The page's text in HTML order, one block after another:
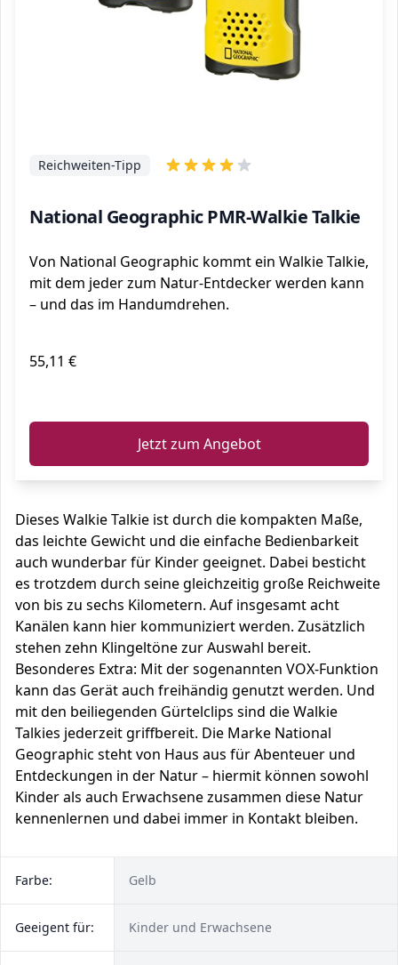
National Geographic PMR-Walkie Talkie
Reichweiten-Tipp
Von National Geographic kommt ein Walkie Talkie,
mit dem jeder zum Natur-Entdecker werden kann
– und das im Handumdrehen.
55,11 €
Jetzt zum Angebot
Dieses Walkie Talkie ist durch die kompakten Maße,
das leichte Gewicht und die einfache Bedienbarkeit
auch wunderbar für Kinder geeignet. Dabei besticht
es trotzdem durch seine gleichzeitig große Reichweite
von bis zu sechs Kilometern. Auf insgesamt acht
Kanälen kann hier kommuniziert werden. Zusätzlich
stehen zehn Klingeltöne zur Auswahl bereit.
Besonderes Extra: Mit der sogenannten VOX-Funktion
kann das Gerät auch freihändig genutzt werden. Und
mit den beiliegenden Gürtelclips sind die Walkie
Talkies jederzeit griffbereit. Die Marke National
Geographic steht von Haus aus für Abenteuer und
Entdeckungen in der Natur – hiermit können sowohl
Kinder als auch Erwachsene zusammen diese Natur
kennenlernen und dabei immer in Kontakt bleiben.
Farbe: Gelb
Geeigent für: Kinder und Erwachsene